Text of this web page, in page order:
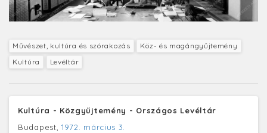
Művészet, kultúra és szórakozás
Köz- és magángyűjtemény
Kultúra
Levéltár
Kultúra - Közgyűjtemény - Országos Levéltár
Budapest, 1972. március 3.